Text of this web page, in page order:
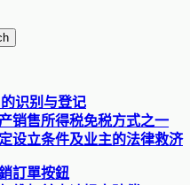
识别与登记
销售所得税免税方式之一
设立条件及业主的法律救济
訂單按鈕